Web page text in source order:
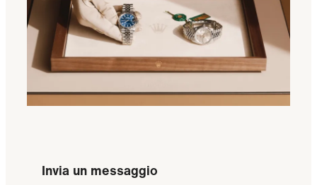
Invia un messaggio